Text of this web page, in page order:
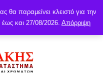
θα παραμείνει κλειστό για την
και 27/08/2026. Απόρριψη